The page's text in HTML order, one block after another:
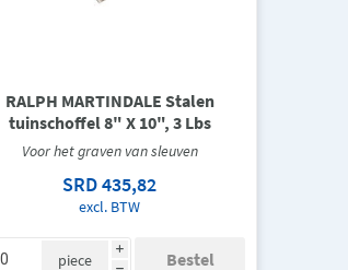
RALPH MARTINDALE Stalen
tuinschoffel 8" X 10", 3 Lbs
Voor het graven van sleuven
SRD 435,82
excl. BTW
i
h
piece